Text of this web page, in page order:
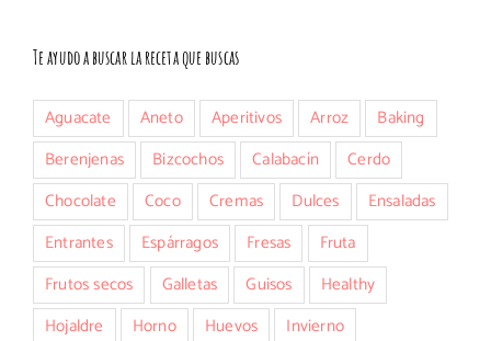
Te ayudo a buscar la receta que buscas
Aguacate Aneto Aperitivos Arroz
Baking
Berenjenas
Bizcochos Calabacín
Cerdo
Chocolate
Coco Cremas Dulces
Ensaladas
Entrantes
Espárragos Fresas
Fruta
Frutos secos
Galletas Guisos
Healthy
Hojaldre
Horno Huevos
Invierno